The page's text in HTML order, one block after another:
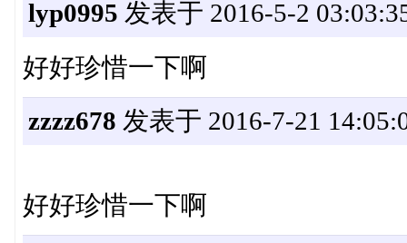
lyp0995 发表于 2016-5-2
好好珍惜一下啊
zzzz678 发表于 2016-7-21
好好珍惜一下啊